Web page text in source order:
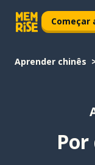
Começar
Aprender chinês